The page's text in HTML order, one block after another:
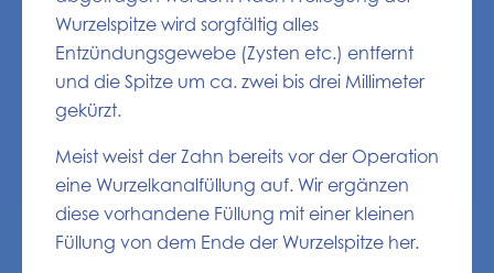
Wurzelspitze wird sorgfältig alles
Entzündungsgewebe (Zysten etc.) entfernt
und die Spitze um ca. zwei bis drei Millimeter
gekürzt.
Meist weist der Zahn bereits vor der Operation
eine Wurzelkanalfüllung auf. Wir ergänzen
diese vorhandene Füllung mit einer kleinen
Füllung von dem Ende der Wurzelspitze her.